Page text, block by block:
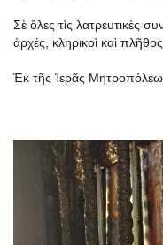
Σὲ ὅλες τὶς λατρευτικὲς
ἀρχές, κληρικοὶ καὶ
Ἐκ τῆς Ἱερᾶς